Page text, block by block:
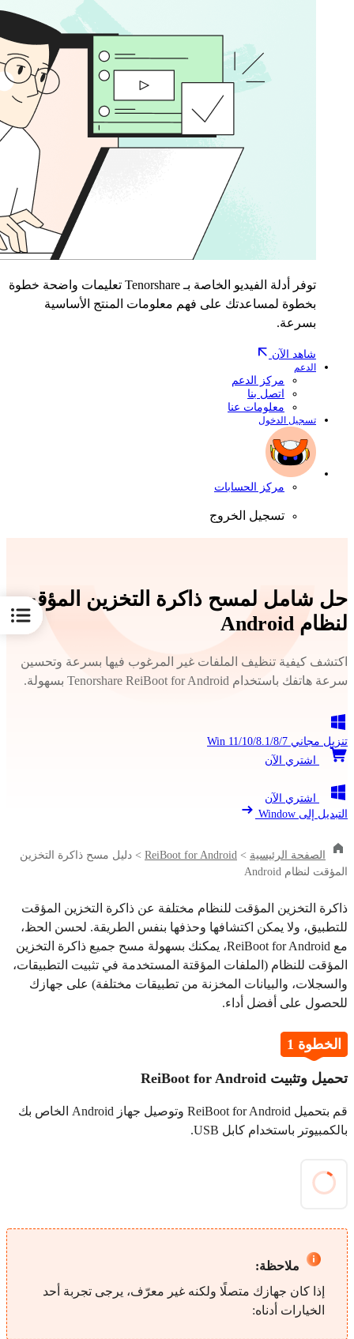
توفر أدلة الفيديو الخاصة بـ Tenorshare تعليمات واضحة خطوة
بخطوة لمساعدتك على فهم معلومات المنتج الأساسية
بسرعة.
شاهد الآن
الدعم
مركز الدعم
اتصل بنا
معلومات عنا
تسجيل الدخول
مركز الحسابات
تسجيل الخروج
حل شامل لمسح ذاكرة التخزين المؤقت
لنظام Android
اكتشف كيفية تنظيف الملفات غير المرغوب فيها بسرعة وتحسين
سرعة هاتفك باستخدام Tenorshare ReiBoot for Android بسهولة.
تنزيل مجاني Win 11/10/8.1/8/7
اشتري الآن
اشتري الآن
التبديل إلى Window
الصفحة الرئيسية >
ReiBoot for Android
> دليل مسح ذاكرة التخزين
المؤقت لنظام Android
ذاكرة التخزين المؤقت للنظام مختلفة عن ذاكرة التخزين المؤقت
للتطبيق، ولا يمكن اكتشافها وحذفها بنفس الطريقة. لحسن الحظ،
مع ReiBoot for Android، يمكنك بسهولة مسح جميع ذاكرة التخزين
المؤقت للنظام (الملفات المؤقتة المستخدمة في تثبيت التطبيقات،
والسجلات، والبيانات المخزنة من تطبيقات مختلفة) على جهازك
للحصول على أفضل أداء.
الخطوة 1
تحميل وتثبيت ReiBoot for Android
قم بتحميل ReiBoot for Android وتوصيل جهاز Android الخاص بك
بالكمبيوتر باستخدام كابل USB.
ملاحظة:
إذا كان جهازك متصلًا ولكنه غير معرّف، يرجى تجربة أحد
الخيارات أدناه: